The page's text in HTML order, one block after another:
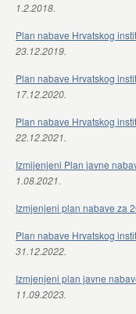
1.2.2018.
Plan nabave Hrvatskog
23.12.2019.
Plan nabave Hrvatskog
17.12.2020.
Plan nabave Hrvatskog
22.12.2021.
Izmijenjeni Plan javne
1.08.2021.
Izmjenjeni plan nabave za
Plan nabave Hrvatskog
31.12.2022.
Izmjenjeni plan javne
11.09.2023.